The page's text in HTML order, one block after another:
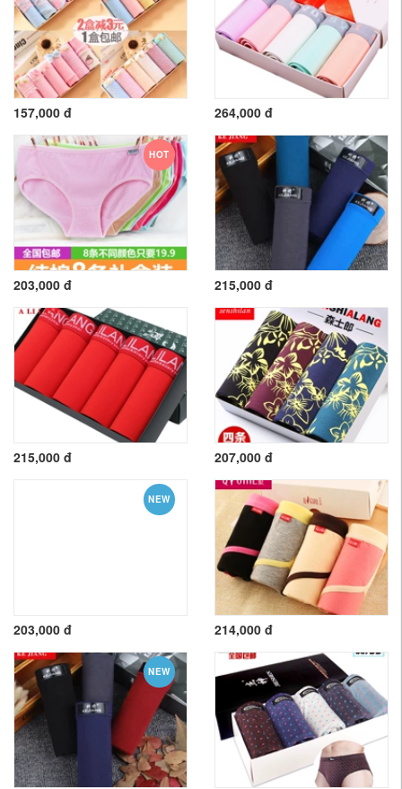
157,000 đ 264,000 đ
HOT
203,000 đ 215,000 đ
215,000 đ 207,000 đ
NEW
203,000 đ 214,000 đ
NEW